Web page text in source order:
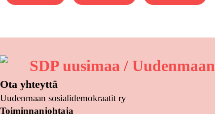
SDP uusimaa /
Ota yhteyttä
Uudenmaan sosialidemokraatit ry
Toiminnanjohtaja